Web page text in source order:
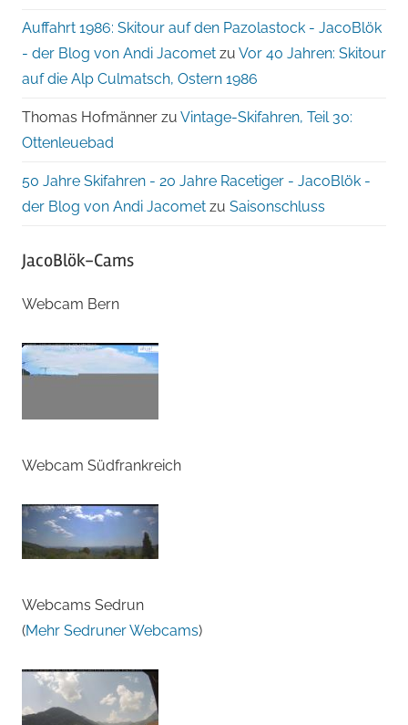
Auffahrt 1986: Skitour auf den Pazolastock - JacoBlök
- der Blog von Andi Jacomet zu Vor 40 Jahren: Skitour
auf die Alp Culmatsch, Ostern 1986
Thomas Hofmänner zu Vintage-Skifahren, Teil 30:
Ottenleuebad
50 Jahre Skifahren - 20 Jahre Racetiger - JacoBlök -
der Blog von Andi Jacomet zu Saisonschluss
JacoBlök-Cams
Webcam Bern
Webcam Südfrankreich
Webcams Sedrun
(Mehr Sedruner Webcams)